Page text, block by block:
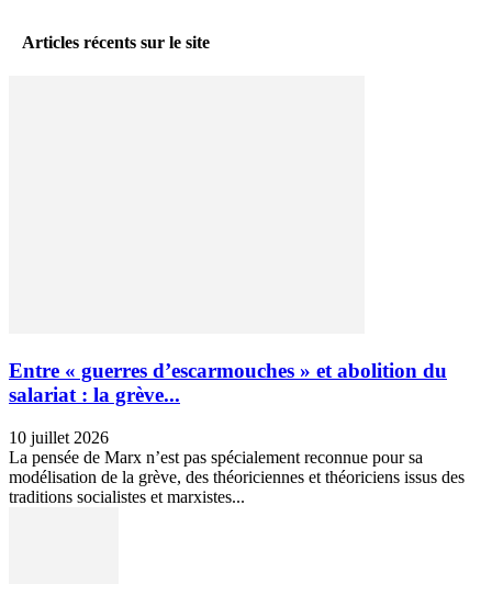
Articles récents sur le site
Entre « guerres d’escarmouches » et abolition du
salariat : la grève...
10 juillet 2026
La pensée de Marx n’est pas spécialement reconnue pour sa
modélisation de la grève, des théoriciennes et théoriciens issus des
traditions socialistes et marxistes...